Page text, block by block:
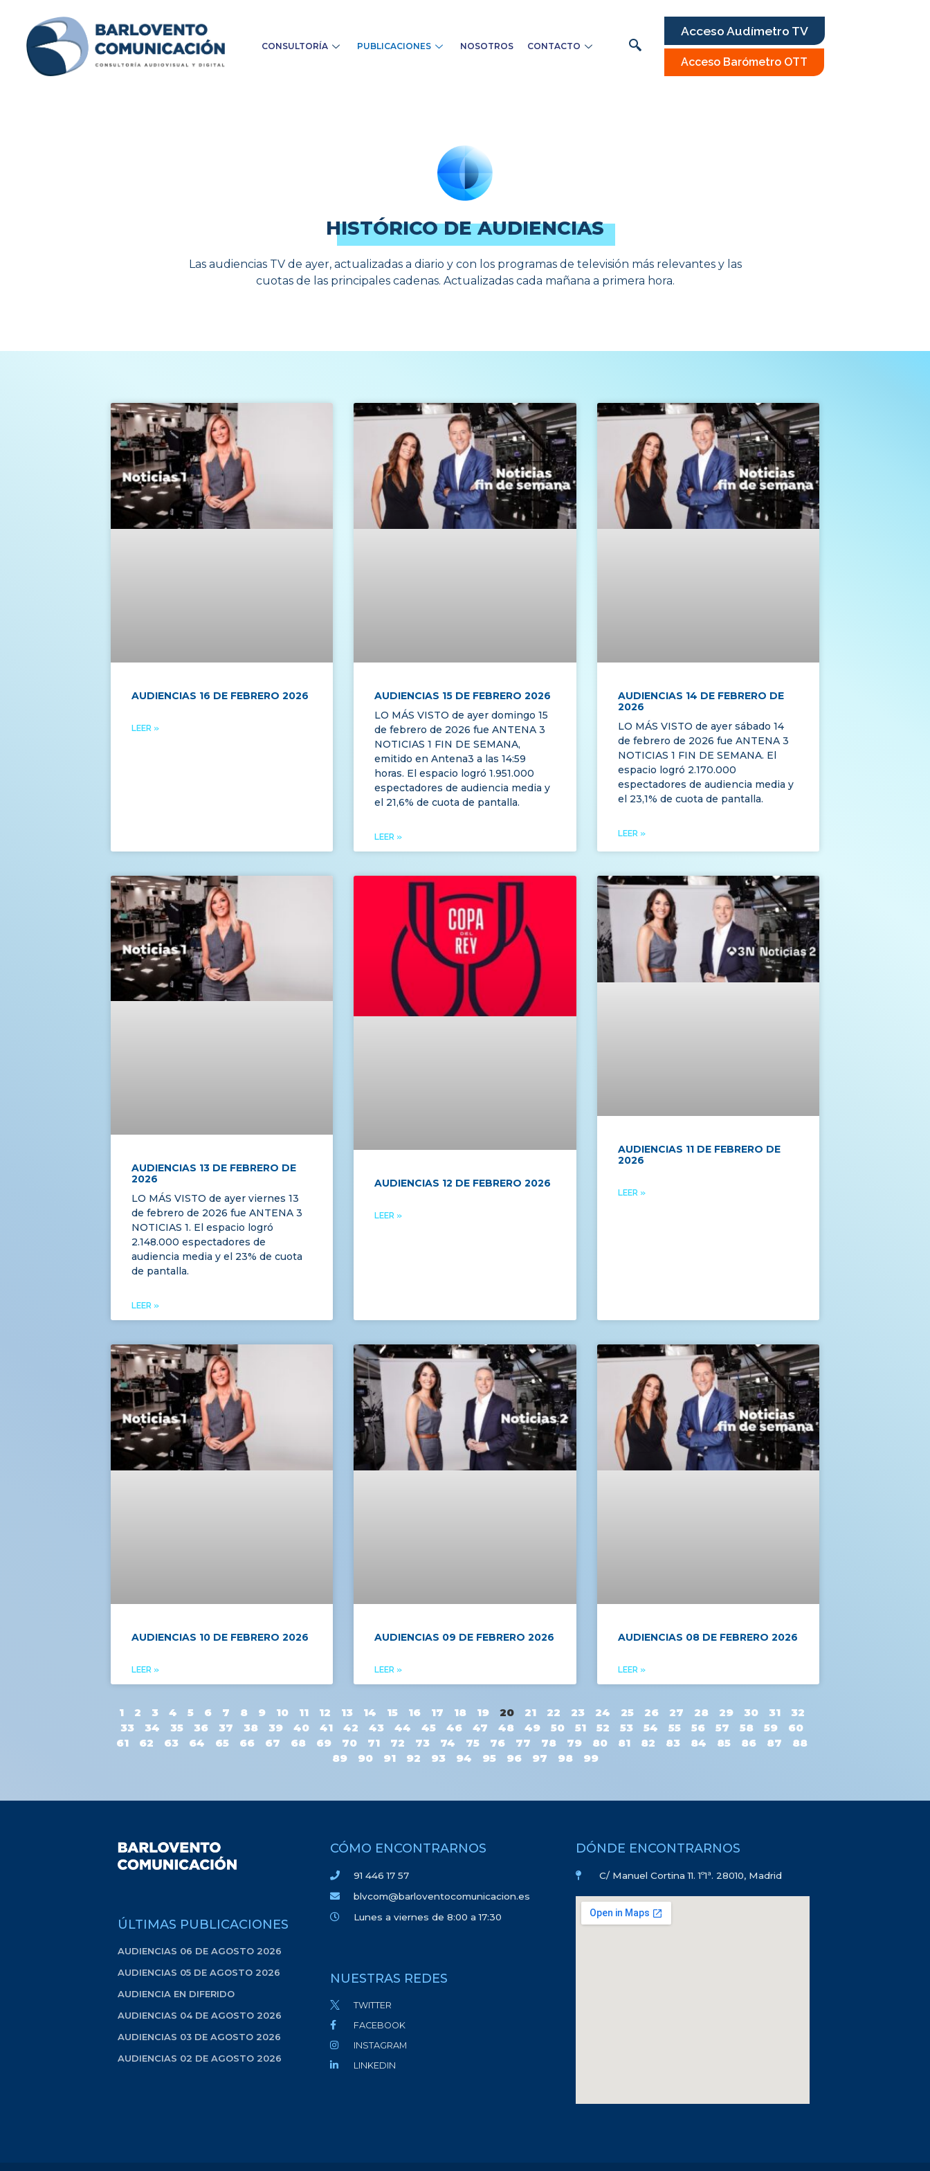
CONSULTORÍA PUBLICACIONES NOSOTROS CONTACTO
Acceso Audímetro TV
Acceso Barómetro OTT
HISTÓRICO DE AUDIENCIAS
Las audiencias TV de ayer, actualizadas a diario y con los programas de televisión más relevantes y las
cuotas de las principales cadenas. Actualizadas cada mañana a primera hora.
AUDIENCIAS 16 DE FEBRERO 2026
LEER »
AUDIENCIAS 15 DE FEBRERO 2026
LO MÁS VISTO de ayer domingo 15
de febrero de 2026 fue ANTENA 3
NOTICIAS 1 FIN DE SEMANA,
emitido en Antena3 a las 14:59
horas. El espacio logró 1.951.000
espectadores de audiencia media y
el 21,6% de cuota de pantalla.
LEER »
AUDIENCIAS 14 DE FEBRERO DE
2026
LO MÁS VISTO de ayer sábado 14
de febrero de 2026 fue ANTENA 3
NOTICIAS 1 FIN DE SEMANA. El
espacio logró 2.170.000
espectadores de audiencia media y
el 23,1% de cuota de pantalla.
LEER »
AUDIENCIAS 13 DE FEBRERO DE
2026
LO MÁS VISTO de ayer viernes 13
de febrero de 2026 fue ANTENA 3
NOTICIAS 1. El espacio logró
2.148.000 espectadores de
audiencia media y el 23% de cuota
de pantalla.
LEER »
AUDIENCIAS 12 DE FEBRERO 2026
LEER »
AUDIENCIAS 11 DE FEBRERO DE
2026
LEER »
AUDIENCIAS 10 DE FEBRERO 2026
LEER »
AUDIENCIAS 09 DE FEBRERO 2026
LEER »
AUDIENCIAS 08 DE FEBRERO 2026
LEER »
1 2 3 4 5 6 7 8 9 10 11 12 13 14 15 16 17 18 19 20 21 22 23 24 25 26 27 28 29 30 31
32
33
34 35 36 37 38 39 40 41 42 43 44 45 46 47 48 49 50 51 52 53 54 55 56 57 58 59
60
61
62 63 64 65 66 67 68 69 70 71 72 73 74 75 76 77 78 79 80 81 82 83 84 85 86 87
88
89
90 91 92 93 94 95 96 97 98 99
ÚLTIMAS PUBLICACIONES
AUDIENCIAS 06 DE AGOSTO 2026
AUDIENCIAS 05 DE AGOSTO 2026
AUDIENCIA EN DIFERIDO
AUDIENCIAS 04 DE AGOSTO 2026
AUDIENCIAS 03 DE AGOSTO 2026
AUDIENCIAS 02 DE AGOSTO 2026
CÓMO ENCONTRARNOS
91 446 17 57
blvcom@barloventocomunicacion.es
Lunes a viernes de 8:00 a 17:30
NUESTRAS REDES
TWITTER
FACEBOOK
INSTAGRAM
LINKEDIN
DÓNDE ENCONTRARNOS
C/ Manuel Cortina 11. 1º1ª. 28010, Madrid